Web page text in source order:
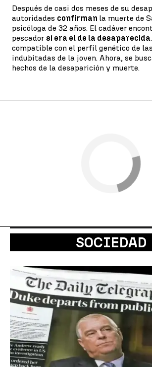
Después de casi dos meses de su
autoridades confirman la muerte de
psicóloga de 32 años. El cadáver
pescador sí era el de la desaparecida
compatible con el perfil genético de
indubitadas de la joven. Ahora, se
hechos de la desaparición y muerte.
SOCIEDAD